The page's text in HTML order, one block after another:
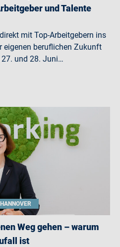
und Talente
mit Top-Arbeitgebern ins
eigenen beruflichen Zukunft
und 28. Juni…
HANNOVER
Weg gehen – warum
ist